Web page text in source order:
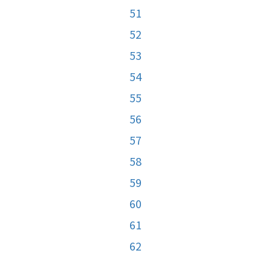
51
52
53
54
55
56
57
58
59
60
61
62